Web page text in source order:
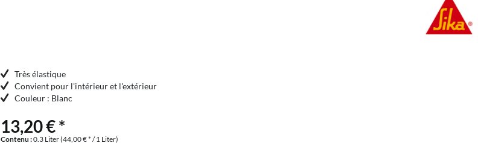
Très élastique
Convient pour l'intérieur et l'extérieur
Couleur : Blanc
13,20 € *
Contenu :0.3 Liter (44,00 € * / 1 Liter)